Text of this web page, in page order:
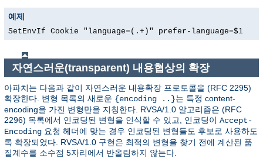
예제
SetEnvIf Cookie "language=(.+)" prefer-language=$1
자연스러운(transparent) 내용협상의 확장
아파치는 다음과 같이 자연스러운 내용확장 프로토콜을 (RFC 2295)
확장한다. 변형 목록의 새로운 {encoding ..}는 특정 content-
encoding을 가진 변형만을 지칭한다. RVSA/1.0 알고리즘은 (RFC
2296) 목록에서 인코딩된 변형을 인식할 수 있고, 인코딩이 Accept-
Encoding 요청 헤더에 맞는 경우 인코딩된 변형들도 후보로 사용하도
록 확장되었다. RVSA/1.0 구현은 최적의 변형을 찾기 전에 계산된 품
질계수를 소수점 5자리에서 반올림하지 않는다.